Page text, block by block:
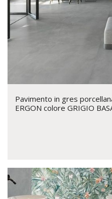
Pavimento in gres
ERGON colore GRIGIO